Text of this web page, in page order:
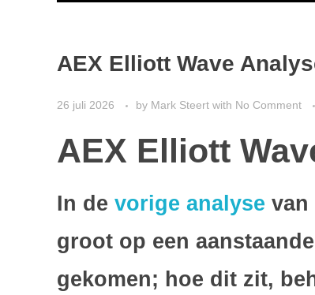
AEX Elliott Wave
26 juli 2026 by Mark Steert with No Comment
AEX Elliott
In de vorige analyse van
groot op een
gekomen; hoe dit zit,